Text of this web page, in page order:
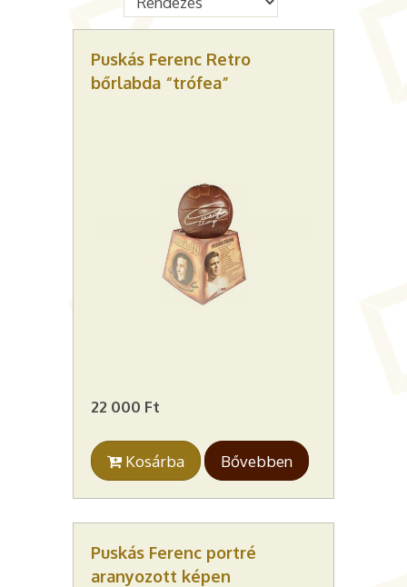
Puskás Ferenc Retro
bőrlabda “trófea”
22 000 Ft
Kosárba Bővebben
Puskás Ferenc portré
aranyozott képen